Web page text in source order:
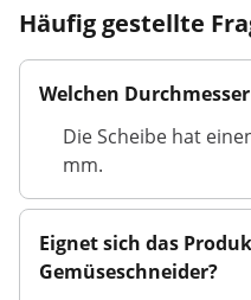
Häufig gestellte
Welchen
Die Scheibe hat
mm.
Eignet sich das
Gemüseschneider?